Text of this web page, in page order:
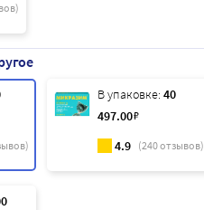
В упаковке: 40
497.00₽
4.9 (240отзывов)